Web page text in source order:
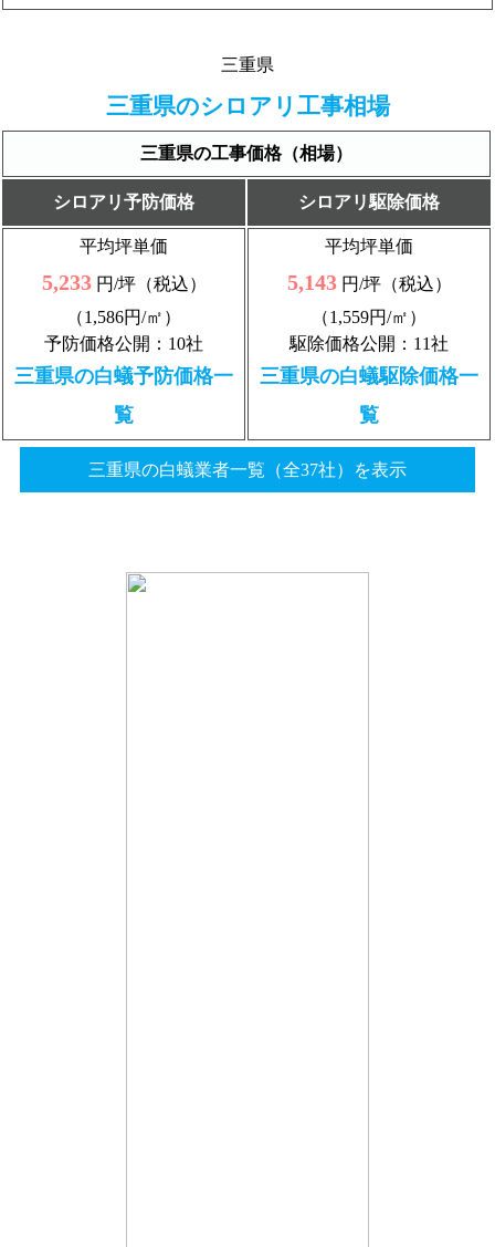
三重県
三重県のシロアリ工事相場
三重県の工事価格（相場）
シロアリ予防価格 シロアリ駆除価格
平均坪単価
5,233円/坪（税込）
（1,586円/㎡）
予防価格公開：10社
三重県の白蟻予防価格一
覧
平均坪単価
5,143円/坪（税込）
（1,559円/㎡）
駆除価格公開：11社
三重県の白蟻駆除価格一
覧
三重県の白蟻業者一覧（全37社）を表示